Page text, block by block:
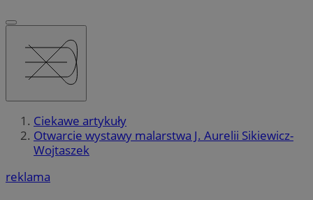
Ciekawe artykuły
Otwarcie wystawy malarstwa J. Aurelii Sikiewicz-
Wojtaszek
reklama